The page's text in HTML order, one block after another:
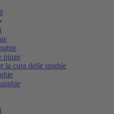
pinze
la cura delle unghie